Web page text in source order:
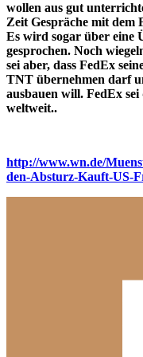
wollen aus gut
Zeit Gespräche mit dem
Es wird sogar über eine
gesprochen. Noch
sei aber, dass FedEx
TNT übernehmen darf
ausbauen will. FedEx
weltweit..
http://www.wn.de/
den-Absturz-Kauft-US-